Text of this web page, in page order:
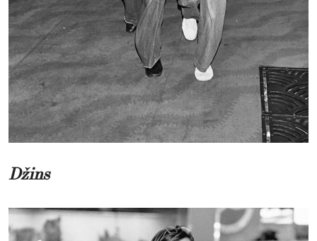
Džins